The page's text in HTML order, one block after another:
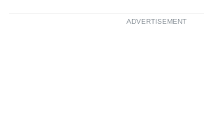
ADVERTISEMENT